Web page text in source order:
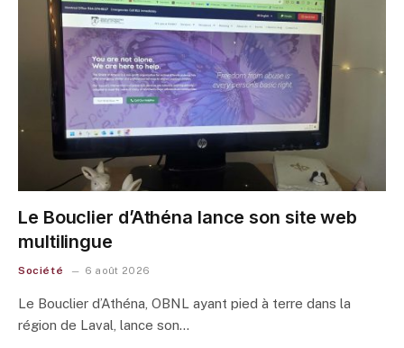
Le Bouclier d’Athéna lance son site web
multilingue
Société 6 août 2026
Le Bouclier d’Athéna, OBNL ayant pied à terre dans la
région de Laval, lance son…